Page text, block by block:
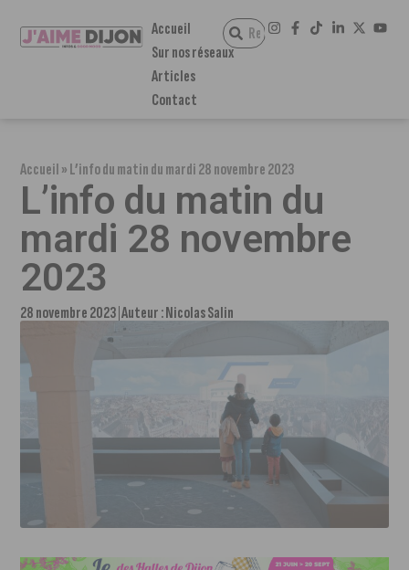
Accueil
Sur nos réseaux
Articles
Contact
Accueil»L’info du matin du mardi 28 novembre 2023
L’info du matin du
mardi 28 novembre
2023
28 novembre 2023 Auteur :Nicolas Salin